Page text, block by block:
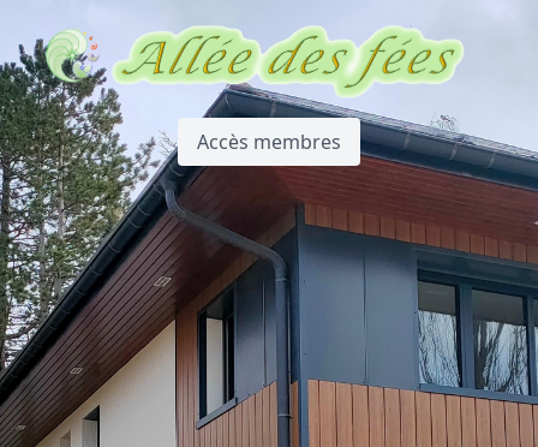
Accès membres